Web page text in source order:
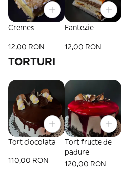
Cremes
12,00 RON
Fantezie
12,00 RON
TORTURI
Tort ciocolata
110,00 RON
Tort fructe de
padure
120,00 RON